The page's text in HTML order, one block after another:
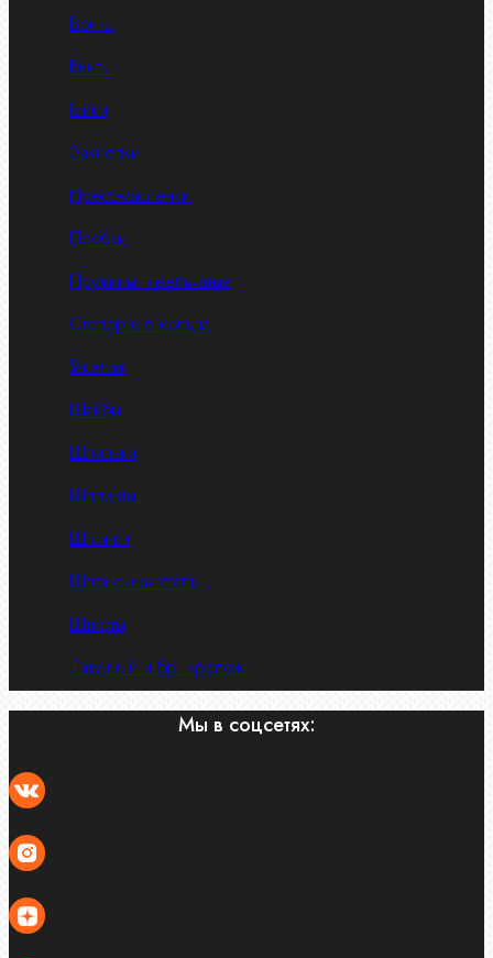
Болты
Винты
Гайки
Заклепки
Пресс-масленки
Пробки
Пружины тарельчатые
Стопорные кольца
Такелаж
Шайбы
Шпильки
Шплинты
Шпонки
Шпоночная сталь
Штифты
Латунный и бр. крепеж
Мы в соцсетях: